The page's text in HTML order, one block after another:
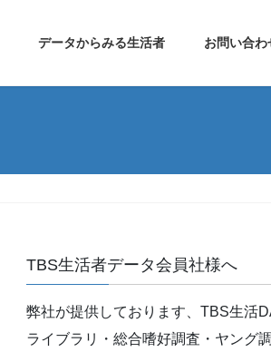
データからみる生活者 お問い合わ
TBS生活者データ会員社様へ
弊社が提供しております、TBS生活
ライブラリ・総合嗜好調査・ヤング